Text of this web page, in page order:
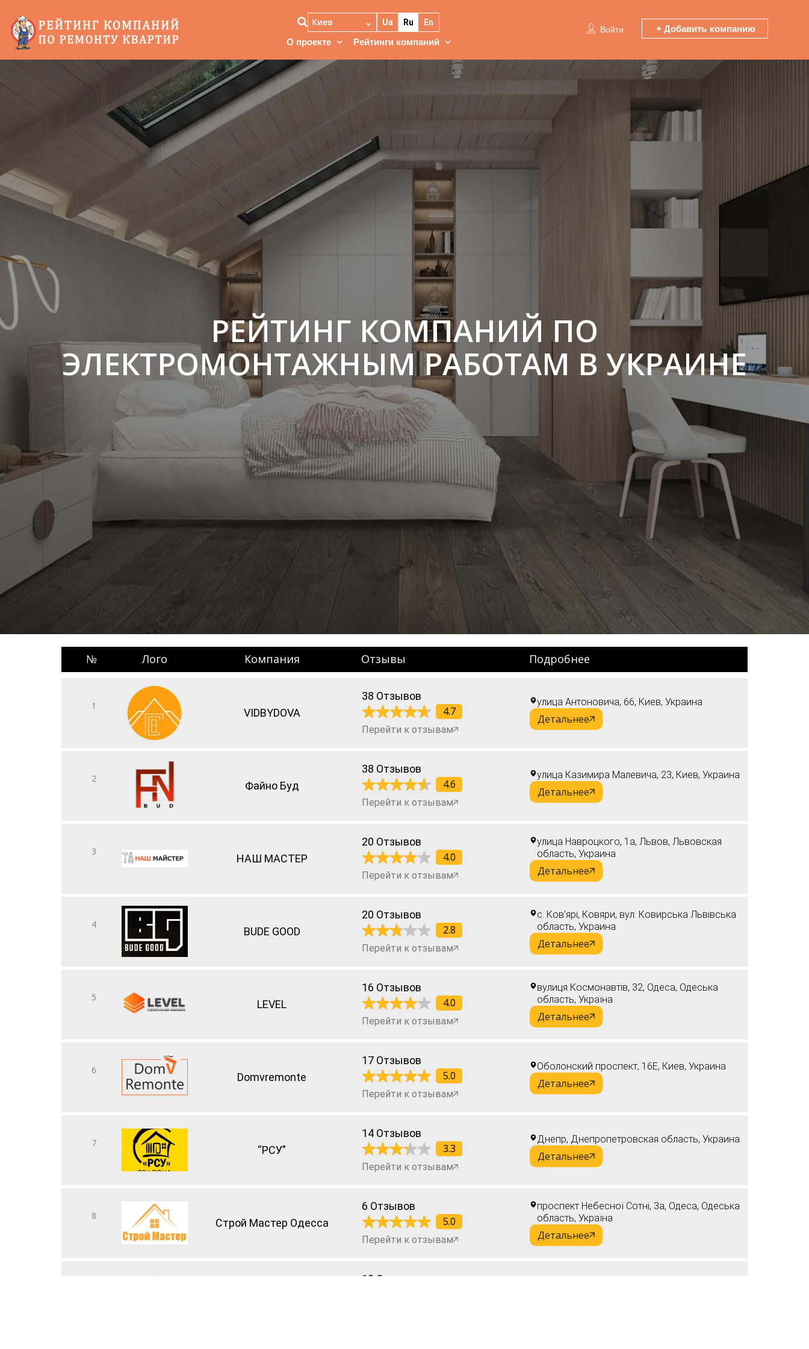
Киев Ua Ru En
О проекте Рейтинги компаний
Войти Добавить компанию
РЕЙТИНГ КОМПАНИЙ ПО
ЭЛЕКТРОМОНТАЖНЫМ РАБОТАМ В УКРАИНЕ
№ Лого Компания Отзывы Подробнее
1
VIDBYDOVA
38 Отзывов
4.7
Перейти к отзывам
улица Антоновича, 66, Киев, Украина
Детальнее
2
Файно Буд
38 Отзывов
4.6
Перейти к отзывам
улица Казимира Малевича, 23, Киев, Украина
Детальнее
3
НАШ МАСТЕР
20 Отзывов
4.0
Перейти к отзывам
улица Навроцкого, 1а, Львов, Львовская
область, Украина
Детальнее
4
BUDE GOOD
20 Отзывов
2.8
Перейти к отзывам
с. Ков'ярі, Ковяри, вул. Ковирська Львівська
область, Украина
Детальнее
5
LEVEL
16 Отзывов
4.0
Перейти к отзывам
вулиця Космонавтів, 32, Одеса, Одеська
область, Україна
Детальнее
6
Domvremonte
17 Отзывов
5.0
Перейти к отзывам
Оболонский проспект, 16Е, Киев, Украина
Детальнее
7
“РСУ”
14 Отзывов
3.3
Перейти к отзывам
Днепр, Днепропетровская область, Украина
Детальнее
8
Строй Мастер Одесса
6 Отзывов
5.0
Перейти к отзывам
проспект Небесної Сотні, 3a, Одеса, Одеська
область, Україна
Детальнее
10 Отзывов